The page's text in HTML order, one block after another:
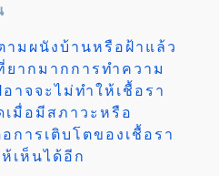
ามผนังบ้านหรือฝ้าแล้ว
ากมากการทำความ
าจจะไม่ทำให้เชื้อรา
มื่อมีสภาวะหรือ
ารเติบโตของเชื้อรา
เห็นได้อีก